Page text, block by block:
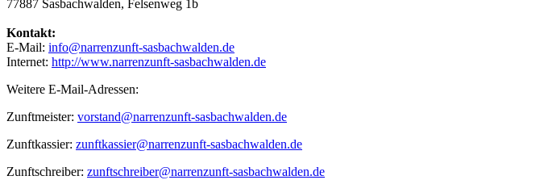
77887 Sasbachwalden, Felsenweg 1b
Kontakt:
E-Mail: info@narrenzunft-sasbachwalden.de
Internet: http://www.narrenzunft-sasbachwalden.de
Weitere E-Mail-Adressen:
Zunftmeister: vorstand@narrenzunft-sasbachwalden.de
Zunftkassier: zunftkassier@narrenzunft-sasbachwalden.de
Zunftschreiber: zunftschreiber@narrenzunft-sasbachwalden.de